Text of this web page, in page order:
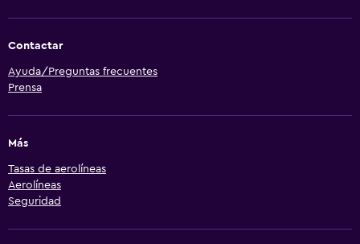
Contactar
Ayuda/Preguntas frecuentes
Prensa
Más
Tasas de aerolíneas
Aerolíneas
Seguridad